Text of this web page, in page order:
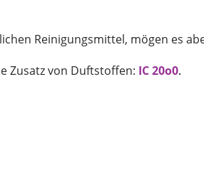
Reinigungsmittel, mögen es
Zusatz von Duftstoffen: IC 20o0.